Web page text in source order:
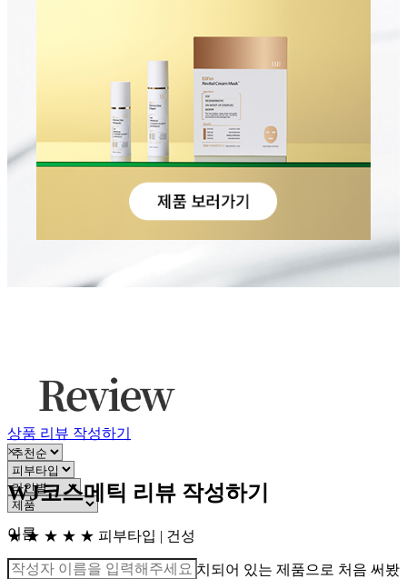
상품 리뷰 작성하기
×
WJ코스메틱 리뷰 작성하기
이름
★ ★ ★ ★ ★ 피부타입 | 건성
피부과에서 시술 전 병원에 비치되어 있는 제품으로 처음 써봤